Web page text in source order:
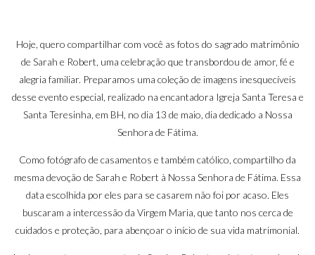
Hoje, quero compartilhar com você as fotos do sagrado matrimônio
de Sarah e Robert, uma celebração que transbordou de amor, fé e
alegria familiar. Preparamos uma coleção de imagens inesquecíveis
desse evento especial, realizado na encantadora Igreja Santa Teresa e
Santa Teresinha, em BH, no dia 13 de maio, dia dedicado a Nossa
Senhora de Fátima.
Como fotógrafo de casamentos e também católico, compartilho da
mesma devoção de Sarah e Robert à Nossa Senhora de Fátima. Essa
data escolhida por eles para se casarem não foi por acaso. Eles
buscaram a intercessão da Virgem Maria, que tanto nos cerca de
cuidados e proteção, para abençoar o início de sua vida matrimonial.